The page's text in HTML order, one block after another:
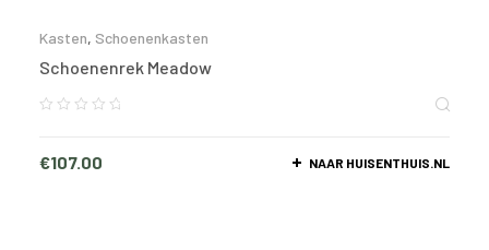
Kasten, Schoenenkasten
Schoenenrek Meadow
€107.00 NAAR HUISENTHUIS.NL